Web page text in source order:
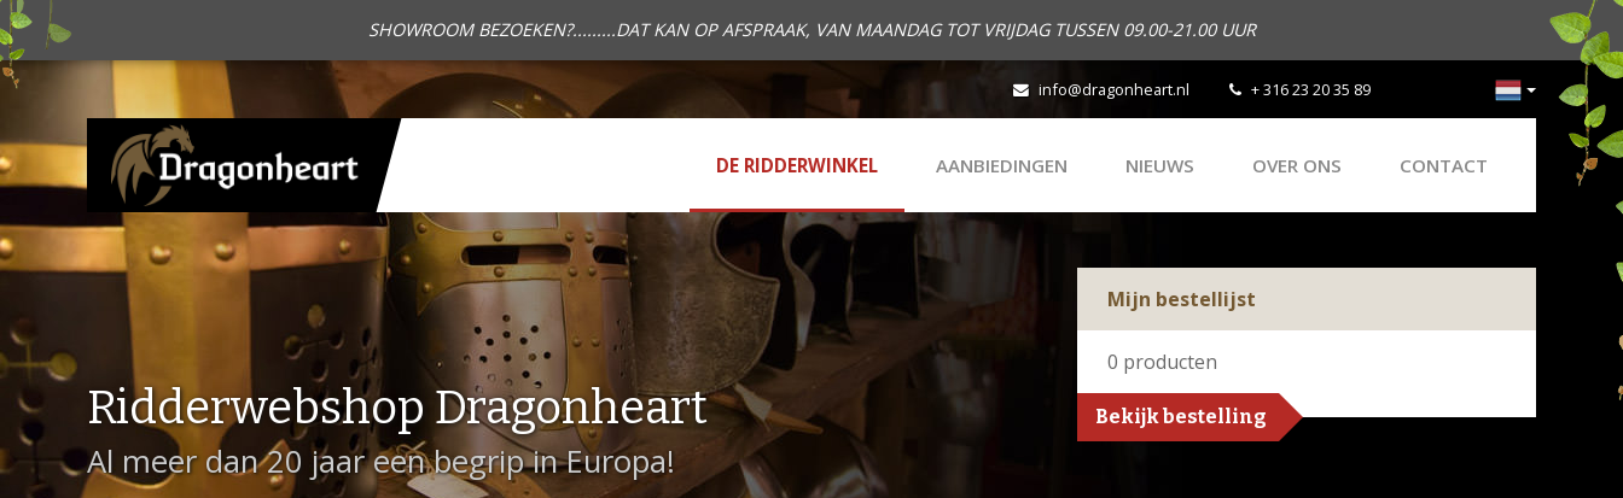
SHOWROOM BEZOEKEN?.........DAT KAN OP AFSPRAAK, VAN MAANDAG TOT VRIJDAG TUSSEN 09.00-21.00 UUR
info@dragonheart.nl + 316 23 20 35 89
DE RIDDERWINKEL AANBIEDINGEN NIEUWS OVER ONS CONTACT
Ridderwebshop Dragonheart
Al meer dan 20 jaar een begrip in Europa!
Mijn bestellijst
0 producten
Bekijk bestelling